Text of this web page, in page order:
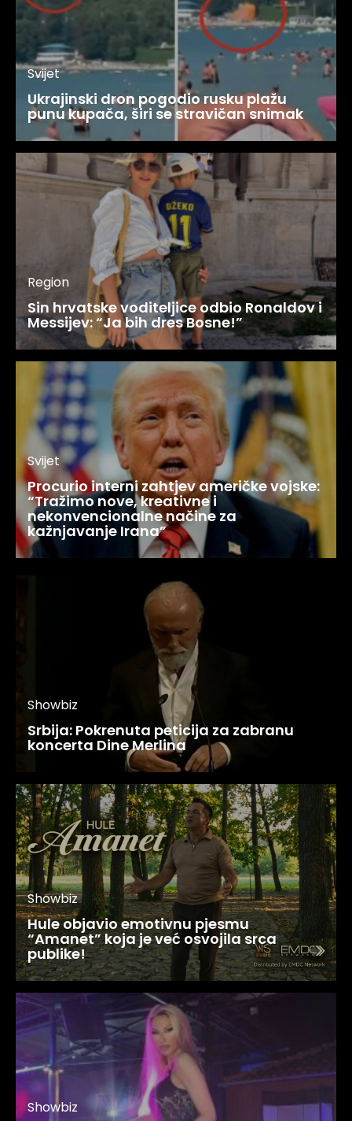
Svijet
Ukrajinski dron pogodio rusku plažu
punu kupača, širi se stravičan snimak
Region
Sin hrvatske voditeljice odbio Ronaldov i
Messijev: “Ja bih dres Bosne!”
Svijet
Procurio interni zahtjev američke vojske:
“Tražimo nove, kreativne i
nekonvencionalne načine za
kažnjavanje Irana”
Showbiz
Srbija: Pokrenuta peticija za zabranu
koncerta Dine Merlina
Showbiz
Hule objavio emotivnu pjesmu
“Amanet” koja je već osvojila srca
publike!
Showbiz